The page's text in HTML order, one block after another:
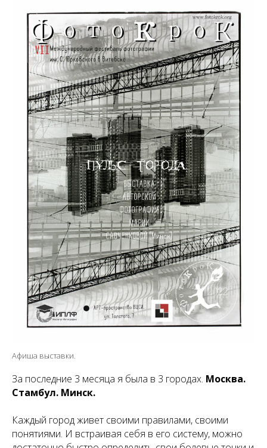
Афиша выставки.
За последние 3 месяца я была в 3 городах. Москва.
Стамбул. Минск.
Каждый город живет своими правилами, своими
понятиями. И встраивая себя в его систему, можно